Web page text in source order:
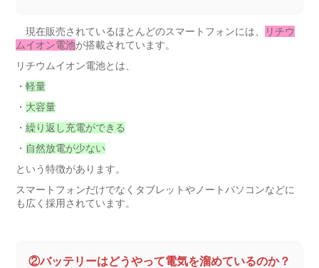
現在販売されているほとんどのスマートフォンには、
リチウ
ムイオン電池が搭載されています。
リチウムイオン電池とは、
・ 軽量
・ 大容量
・ 繰り返し充電ができる
・ 自然放電が少ない
という特徴があります。
スマートフォンだけでなくタブレットやノートパソコンなどに
も広く採用されています。
②バッテリーはどうやって電気を溜めているのか？